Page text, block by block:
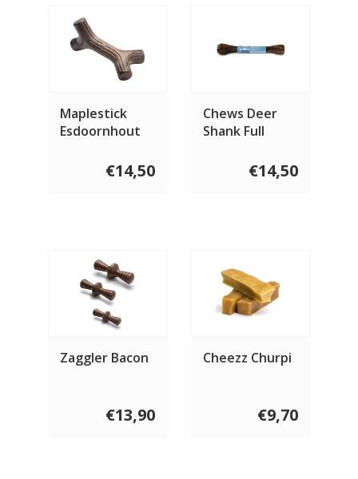
Maplestick
Esdoornhout
€14,50
Chews Deer
Shank Full
€14,50
Zaggler Bacon
€13,90
Cheezz Churpi
€9,70